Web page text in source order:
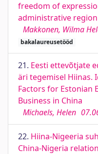
freedom of
administrative region
Makkonen, Wilma
bakalaureusetööd
21. Eesti ettevõtjate
äri tegemisel Hiinas.
Factors for Estonian
Business in China
Michaels, Helen
22. Hiina-Nigeeria
China-Nigeria